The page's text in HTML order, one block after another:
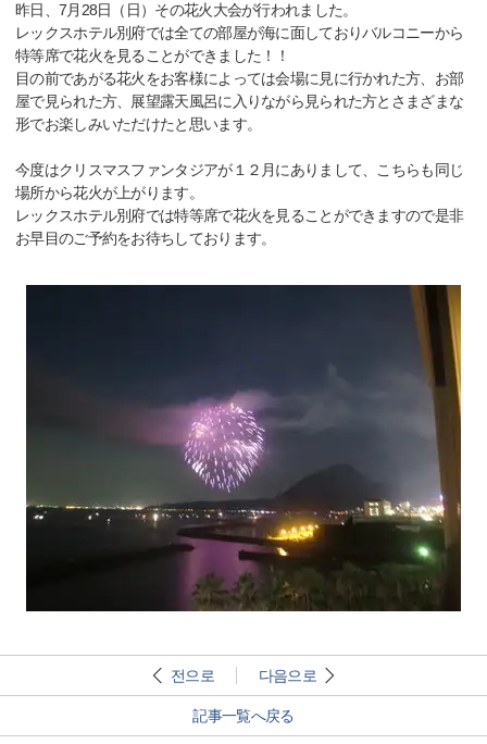
昨日、7月28日（日）その花火大会が行われました。
レックスホテル別府では全ての部屋が海に面しておりバルコニーから
特等席で花火を見ることができました！！
目の前であがる花火をお客様によっては会場に見に行かれた方、お部
屋で見られた方、展望露天風呂に入りながら見られた方とさまざまな
形でお楽しみいただけたと思います。
今度はクリスマスファンタジアが１２月にありまして、こちらも同じ
場所から花火が上がります。
レックスホテル別府では特等席で花火を見ることができますので是非
お早目のご予約をお待ちしております。
전으로 다음으로
記事一覧へ戻る